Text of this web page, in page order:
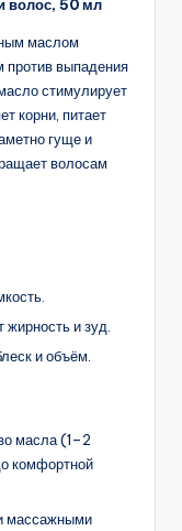
волос, 50 мл
маслом
выпадения
стимулирует
корни, питает
гуще и
волосам
жирность и зуд.
и объём.
масла (1–2
комфортной
массажными